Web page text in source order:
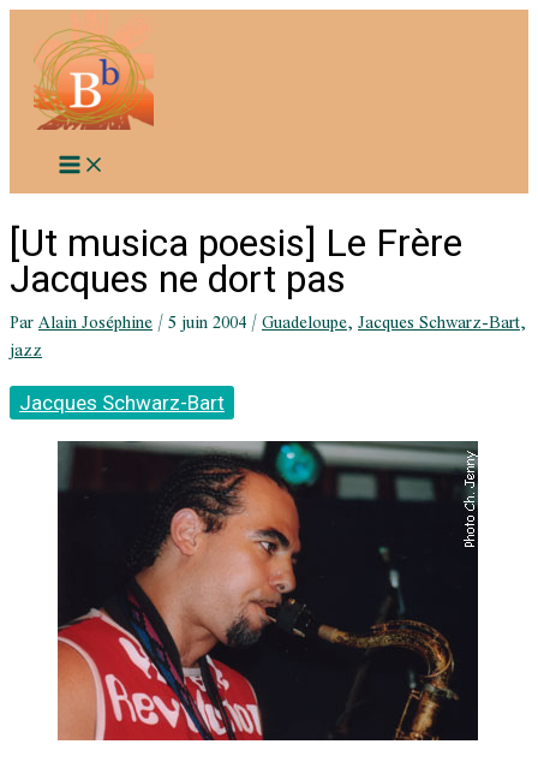
contenu
[Ut musica poesis] Le Frère
Jacques ne dort pas
ParAlain Joséphine/5 juin 2004/Guadeloupe,Jacques Schwarz-Bart,
jazz
Jacques Schwarz-Bart